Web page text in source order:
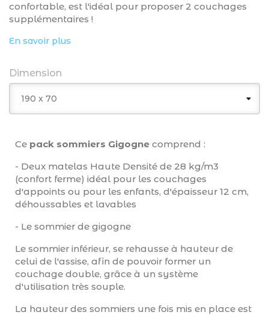
confortable, est l'idéal pour proposer 2 couchages
supplémentaires !
En savoir plus
Dimension
Ce pack sommiers Gigogne comprend :
- Deux matelas Haute Densité de 28 kg/m3
(confort ferme) idéal pour les couchages
d'appoints ou pour les enfants, d'épaisseur 12 cm,
déhoussables et lavables
- Le sommier de gigogne
Le sommier inférieur, se rehausse à hauteur de
celui de l'assise, afin de pouvoir former un
couchage double, grâce à un système
d'utilisation très souple.
La hauteur des sommiers une fois mis en place est